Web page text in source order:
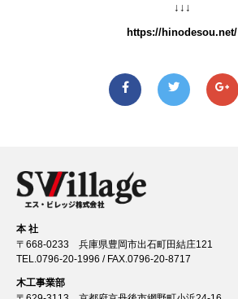
↓↓↓
https://hinodesou.net/
本 社
〒668-0233 兵庫県豊岡市出石町田結庄121
TEL. 0796-20-1996 / FAX.0796-20-8717
木工事業部